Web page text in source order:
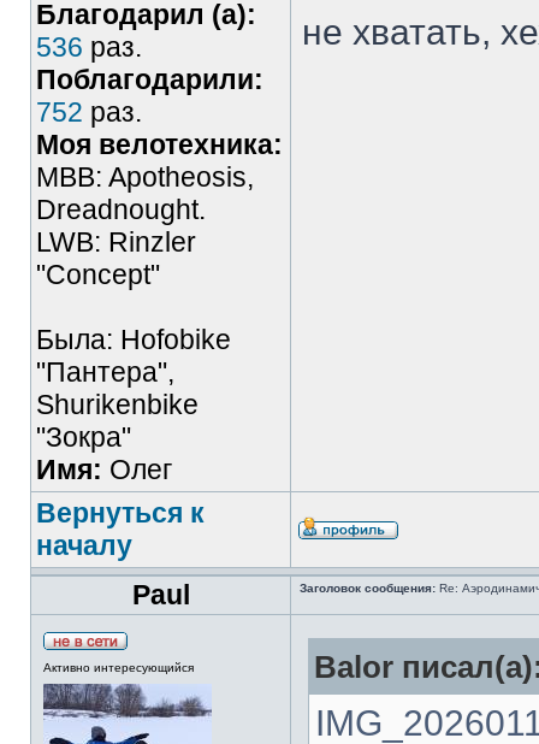
Благодарил (а):
536 раз.
Поблагодарили:
752 раз.
Моя велотехника:
MBB: Apotheosis,
Dreadnought.
LWB: Rinzler
"Concept"
Была: Hofobike
"Пантера",
Shurikenbike
"Зокра"
Имя: Олег
не хватать,
Вернуться к
началу
Paul
Заголовок сообщения: Re:
Активно интересующийся Balor